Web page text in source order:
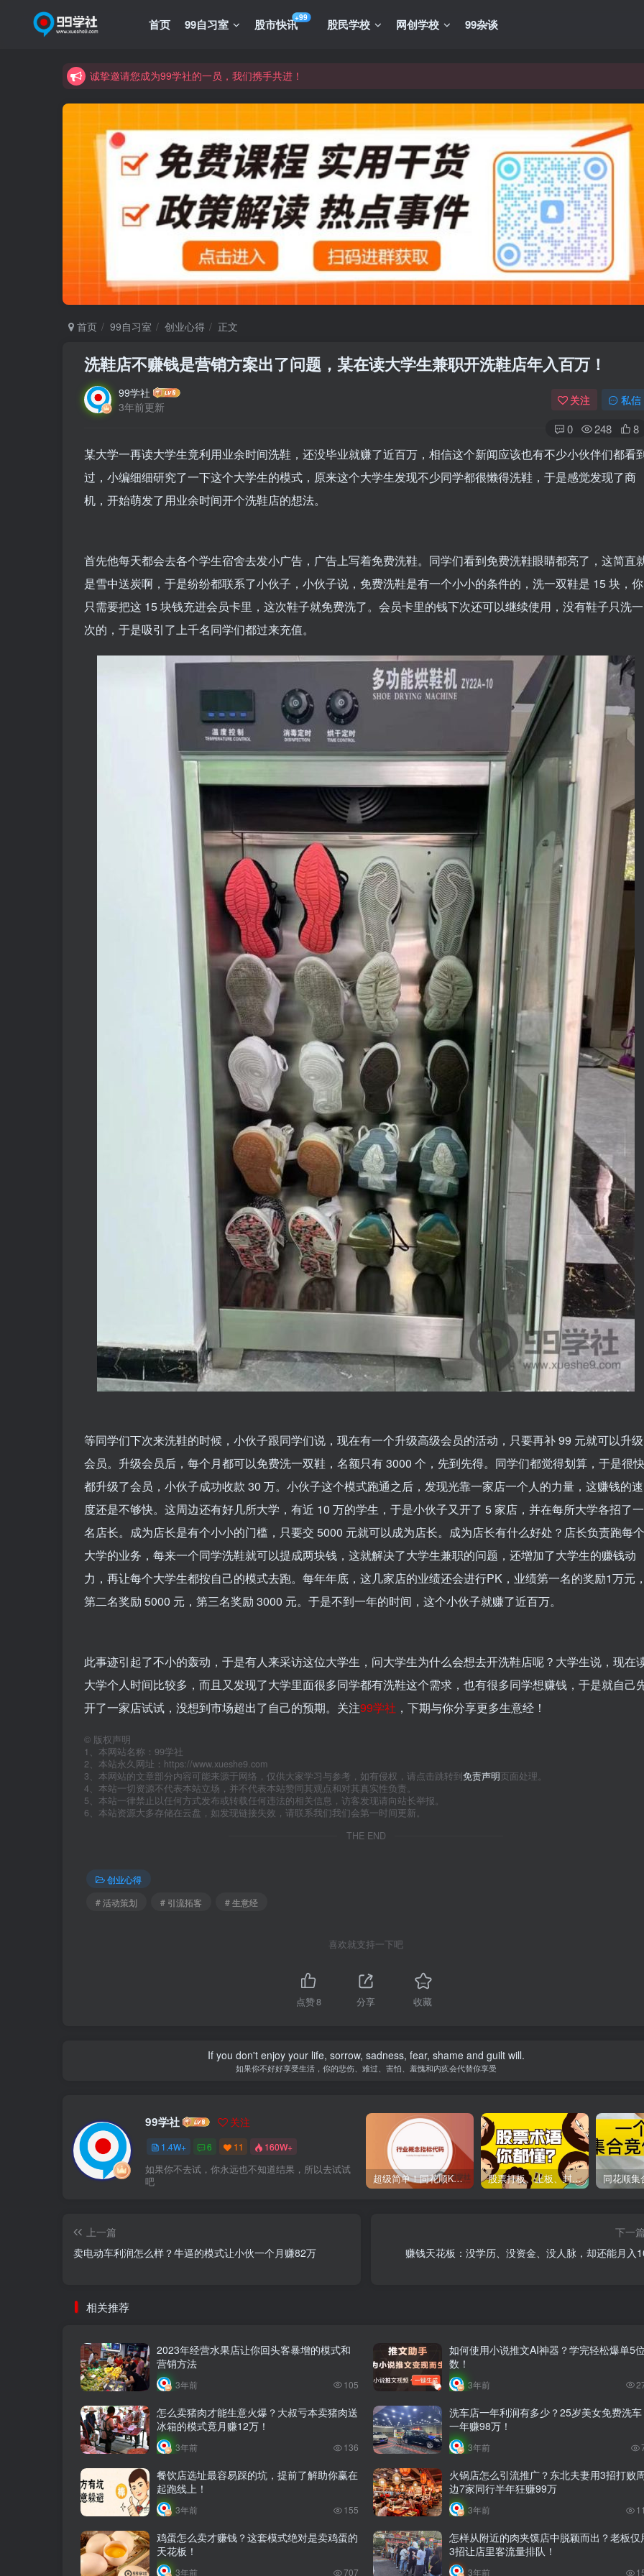
首页 99自习室 股市快讯+99 股民学校 网创学校 99杂谈
诚挚邀请您成为99学社的一员，我们携手共进！
诚挚邀请您成为99学社的一员，我们携手共进！
学习路上不孤独，99学社与你同行！分享全网优质VIP资源，炒股教程、创业教程、网络营销教程、自媒体短视频教程等，
首页 99自习室 创业心得 正文
洗鞋店不赚钱是营销方案出了问题，某在读大学生兼职开洗鞋店年入百万！
99学社
3年前更新
关注 私信
0 248 8
某大学一再读大学生竟利用业余时间洗鞋，还没毕业就赚了近百万，相信这个新闻应该也有不少小伙伴们都看
过，小编细细研究了一下这个大学生的模式，原来这个大学生发现不少同学都很懒得洗鞋，于是感觉发现了商
机，开始萌发了用业余时间开个洗鞋店的想法。
首先他每天都会去各个学生宿舍去发小广告，广告上写着免费洗鞋。同学们看到免费洗鞋眼睛都亮了，这简直
是雪中送炭啊，于是纷纷都联系了小伙子，小伙子说，免费洗鞋是有一个小小的条件的，洗一双鞋是 15 块，你
只需要把这 15 块钱充进会员卡里，这次鞋子就免费洗了。会员卡里的钱下次还可以继续使用，没有鞋子只洗一
次的，于是吸引了上千名同学们都过来充值。
等同学们下次来洗鞋的时候，小伙子跟同学们说，现在有一个升级高级会员的活动，只要再补 99 元就可以升级
会员。升级会员后，每个月都可以免费洗一双鞋，名额只有 3000 个，先到先得。同学们都觉得划算，于是很快
都升级了会员，小伙子成功收款 30 万。小伙子这个模式跑通之后，发现光靠一家店一个人的力量，这赚钱的速
度还是不够快。这周边还有好几所大学，有近 10 万的学生，于是小伙子又开了 5 家店，并在每所大学各招了一
名店长。成为店长是有个小小的门槛，只要交 5000 元就可以成为店长。成为店长有什么好处？店长负责跑每个
大学的业务，每来一个同学洗鞋就可以提成两块钱，这就解决了大学生兼职的问题，还增加了大学生的赚钱动
力，再让每个大学生都按自己的模式去跑。每年年底，这几家店的业绩还会进行PK，业绩第一名的奖励1万元
第二名奖励 5000 元，第三名奖励 3000 元。于是不到一年的时间，这个小伙子就赚了近百万。
此事迹引起了不小的轰动，于是有人来采访这位大学生，问大学生为什么会想去开洗鞋店呢？大学生说，现在
大学个人时间比较多，而且又发现了大学里面很多同学都有洗鞋这个需求，也有很多同学想赚钱，于是就自己
开了一家店试试，没想到市场超出了自己的预期。关注99学社 ，下期与你分享更多生意经！
© 版权声明
1、本网站名称：99学社
2、本站永久网址：https://www.xueshe9.com
3、本网站的文章部分内容可能来源于网络，仅供大家学习与参考，如有侵权，请点击跳转到免责声明页面处理。
4、本站一切资源不代表本站立场，并不代表本站赞同其观点和对其真实性负责。
5、本站一律禁止以任何方式发布或转载任何违法的相关信息，访客发现请向站长举报。
6、本站资源大多存储在云盘，如发现链接失效，请联系我们我们会第一时间更新。
THE END
创业心得
# 活动策划
# 引流拓客 # 生意经
喜欢就支持一下吧
点赞8 分享 收藏
If you don't enjoy your life, sorrow, sadness, fear, shame and guilt will.
如果你不好好享受生活，你的悲伤、难过、害怕、羞愧和内疚会代替你享受
99学社 关注
1.4W+ 6 11 160W+
如果你不去试，你永远也不知道结果，所以去试试
吧
超级简单！同花顺K线界面显示行业概念指标代码图解 股票打板、上板、封板、翘板、炸板是什么意思？炒股你必须懂的暗语！
上一篇
卖电动车利润怎么样？牛逼的模式让小伙一个月赚82万
下一
赚钱天花板：没学历、没资金、没人脉，却还能月入
相关推荐
2023年经营水果店让你回头客暴增的模式和
营销方法
3年前 105
如何使用小说推文AI神器？学完轻松爆单5
数！
3年前
怎么卖猪肉才能生意火爆？大叔亏本卖猪肉送
冰箱的模式竟月赚12万！
3年前 136
洗车店一年利润有多少？25岁美女免费洗车
一年赚98万！
3年前
餐饮店选址最容易踩的坑，提前了解助你赢在
起跑线上！
3年前 155
火锅店怎么引流推广？东北夫妻用3招打败
边7家同行半年狂赚99万
3年前
鸡蛋怎么卖才赚钱？这套模式绝对是卖鸡蛋的
天花板！
3年前 707
怎样从附近的肉夹馍店中脱颖而出？老板仅
3招让店里客流量排队！
3年前